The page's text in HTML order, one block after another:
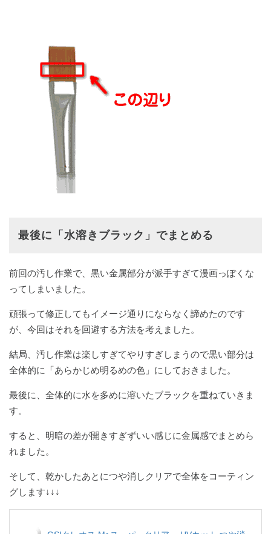
最後に「水溶きブラック」でまとめる
前回の汚し作業で、黒い金属部分が派手すぎて漫画っぽくな
ってしまいました。
頑張って修正してもイメージ通りにならなく諦めたのです
が、今回はそれを回避する方法を考えました。
結局、汚し作業は楽しすぎてやりすぎしまうので黒い部分は
全体的に「あらかじめ明るめの色」にしておきました。
最後に、全体的に水を多めに溶いたブラックを重ねていきま
す。
すると、明暗の差が開きすぎずいい感じに金属感でまとめら
れました。
そして、乾かしたあとにつや消しクリアで全体をコーティン
グします↓↓↓